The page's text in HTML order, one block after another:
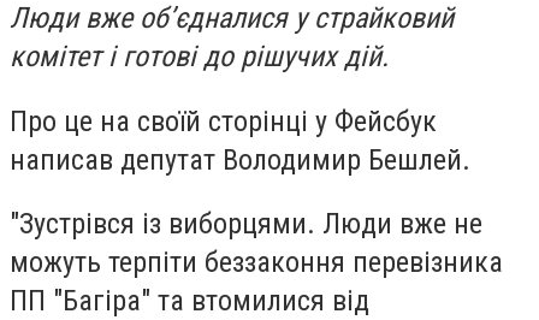
Люди вже об’єдналися у страйковий
комітет і готові до рішучих дій.
Про це на своїй сторінці у Фейсбук
написав депутат Володимир Бешлей.
"Зустрівся із виборцями. Люди вже не
можуть терпіти беззаконня перевізника
ПП "Багіра" та втомилися від